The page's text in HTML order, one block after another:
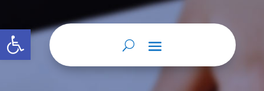
Abrir barra de herramientas